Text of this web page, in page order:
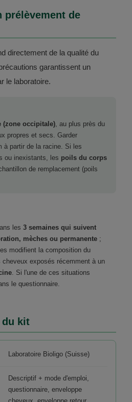
prélèvement de
directement de la qualité du
garantissent un
le laboratoire.
(zone occipitale), au plus près du
propres et secs. Garder
à partir de la racine. Si les
ou inexistants, les poils du corps
de remplacement (poils
les 3 semaines qui suivent
mèches ou permanente ;
modifient la composition du
exposés récemment à un
. Si l'une de ces situations
le questionnaire.
du kit
Laboratoire Bioligo (Suisse)
Descriptif + mode d'emploi,
questionnaire, enveloppe